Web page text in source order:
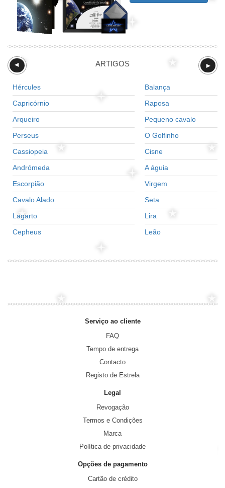
ARTIGOS ►
►
Hércules
Capricórnio
Arqueiro
Perseus
Cassiopeia
Andrómeda
Escorpião
Cavalo Alado
Lagarto
Cepheus
Balança
Raposa
Pequeno cavalo
O Golfinho
Cisne
A águia
Virgem
Seta
Lira
Leão
Serviço ao cliente
FAQ
Tempo de entrega
Contacto
Registo de Estrela
Legal
Revogação
Termos e Condições
Marca
Política de privacidade
Opções de pagamento
Cartão de crédito